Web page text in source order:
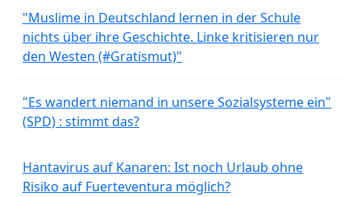
"Muslime in Deutschland lernen in der Schule
nichts über ihre Geschichte. Linke kritisieren nur
den Westen (#Gratismut)"
"Es wandert niemand in unsere Sozialsysteme ein"
(SPD) : stimmt das?
Hantavirus auf Kanaren: Ist noch Urlaub ohne
Risiko auf Fuerteventura möglich?